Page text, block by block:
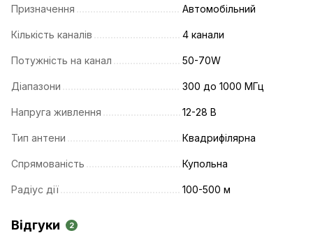
Призначення Автомобільний
Кількість каналів 4 канали
Потужність на канал 50-70W
Діапазони 300 до 1000 МГц
Напруга живлення 12-28 В
Тип антени Квадрифілярна
Спрямованість Купольна
Радіус дії 100-500 м
Відгуки 2